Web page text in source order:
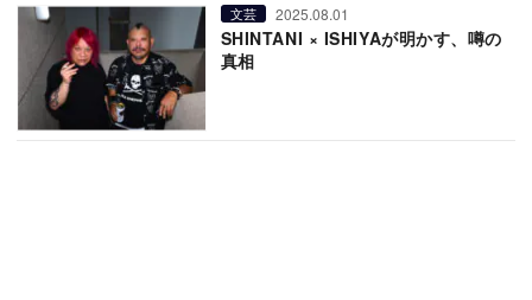
文芸 2025.08.01
SHINTANI × ISHIYAが明かす、噂の
真相